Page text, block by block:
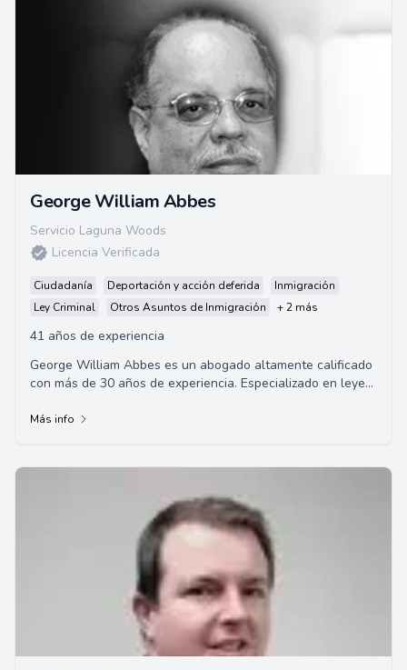
George William Abbes
Servicio Laguna Woods
Licencia Verificada
Ciudadanía Deportación y acción deferida
Inmigración
Ley Criminal
Otros Asuntos de Inmigración + 2 más
41 años de experiencia
George William Abbes es un abogado altamente calificado
con más de 30 años de experiencia. Especializado en leyes
Más info